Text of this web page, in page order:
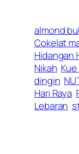
almond
Cokelat
Hidangan
Nikah
dingin
Hari Raya
Lebaran